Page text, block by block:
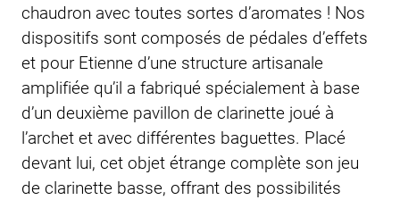
chaudron avec toutes sortes d’aromates ! Nos
dispositifs sont composés de pédales d’effets
et pour Etienne d’une structure artisanale
amplifiée qu’il a fabriqué spécialement à base
d’un deuxième pavillon de clarinette joué à
l’archet et avec différentes baguettes. Placé
devant lui, cet objet étrange complète son jeu
de clarinette basse, offrant des possibilités